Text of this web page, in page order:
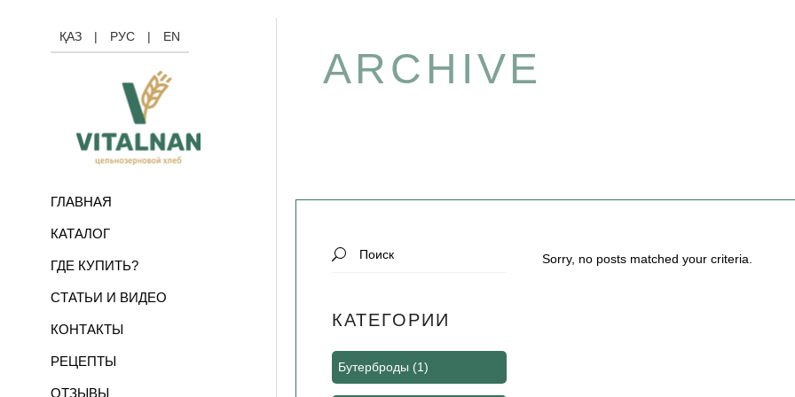
ҚАЗ | РУС | EN
ГЛАВНАЯ
КАТАЛОГ
ГДЕ КУПИТЬ?
СТАТЬИ И ВИДЕО
КОНТАКТЫ
РЕЦЕПТЫ
ОТЗЫВЫ
ARCHIVE
Sorry, no posts matched your criteria.
Search
for:
КАТЕГОРИИ
Бутерброды (1)